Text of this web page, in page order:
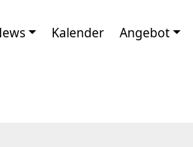
Kalender Angebot